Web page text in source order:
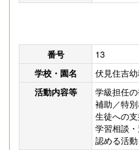
番号
13
学校・園名
伏見住吉
活動内容等
学級担任
補助／特
生徒への
学習相談
認める活動